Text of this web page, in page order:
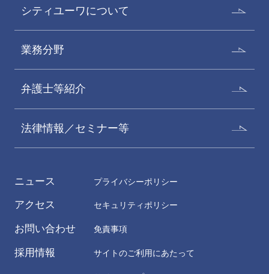
シティユーワについて
業務分野
弁護士等紹介
法律情報／セミナー等
ニュース
アクセス
お問い合わせ
採用情報
プライバシーポリシー
セキュリティポリシー
免責事項
サイトのご利用にあたって